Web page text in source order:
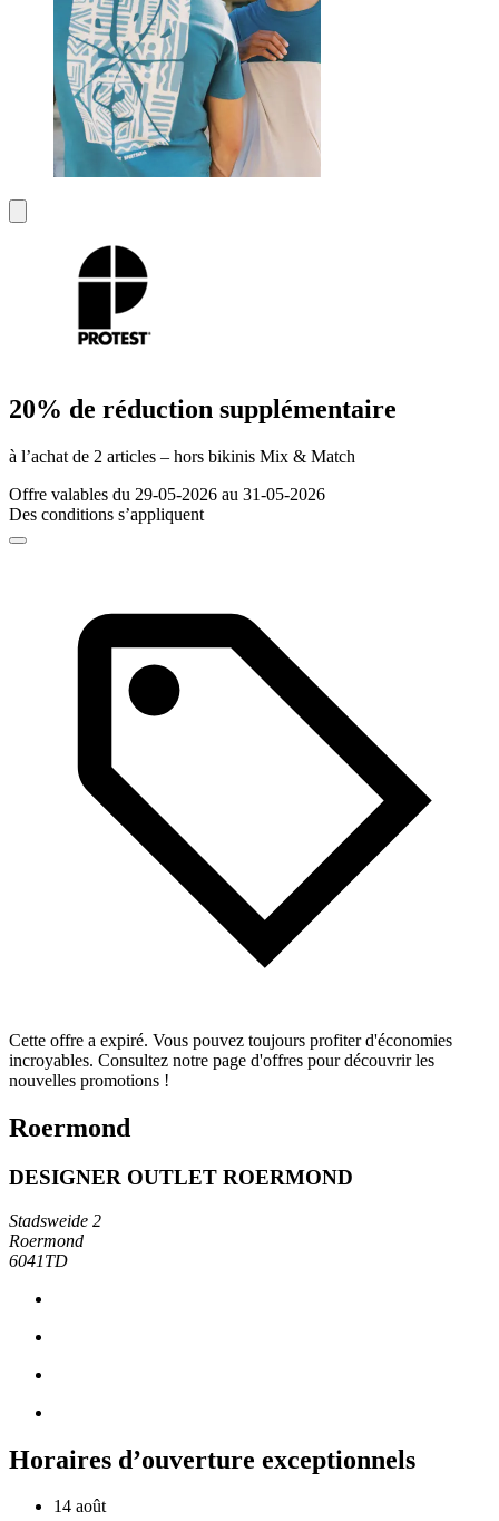
20% de réduction supplémentaire
à l’achat de 2 articles – hors bikinis Mix & Match
Offre valables du 29-05-2026 au 31-05-2026
Des conditions s’appliquent
Cette offre a expiré. Vous pouvez toujours profiter d'économies
incroyables. Consultez notre page d'offres pour découvrir les
nouvelles promotions !
Roermond
DESIGNER OUTLET ROERMOND
Stadsweide 2
Roermond
6041TD
Horaires d’ouverture exceptionnels
14 août